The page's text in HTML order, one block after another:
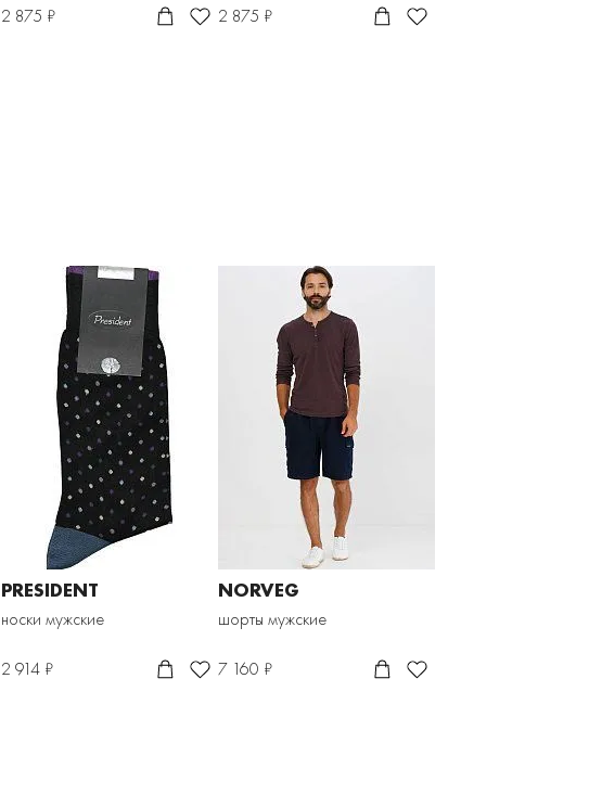
2 875 ₽ 2 875 ₽
PRESIDENT
носки мужские
2 914 ₽
NORVEG
шорты мужские
7 160 ₽